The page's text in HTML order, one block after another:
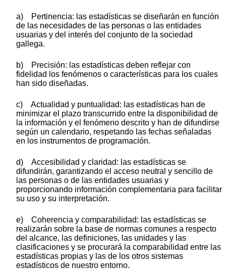
a) Pertinencia: las estadísticas se diseñarán en función
de las necesidades de las personas o las entidades
usuarias y del interés del conjunto de la sociedad
gallega.
b) Precisión: las estadísticas deben reflejar con
fidelidad los fenómenos o características para los cuales
han sido diseñadas.
c) Actualidad y puntualidad: las estadísticas han de
minimizar el plazo transcurrido entre la disponibilidad de
la información y el fenómeno descrito y han de difundirse
según un calendario, respetando las fechas señaladas
en los instrumentos de programación.
d) Accesibilidad y claridad: las estadísticas se
difundirán, garantizando el acceso neutral y sencillo de
las personas o de las entidades usuarias y
proporcionando información complementaria para facilitar
su uso y su interpretación.
e) Coherencia y comparabilidad: las estadísticas se
realizarán sobre la base de normas comunes a respecto
del alcance, las definiciones, las unidades y las
clasificaciones y se procurará la comparabilidad entre las
estadísticas propias y las de los otros sistemas
estadísticos de nuestro entorno.